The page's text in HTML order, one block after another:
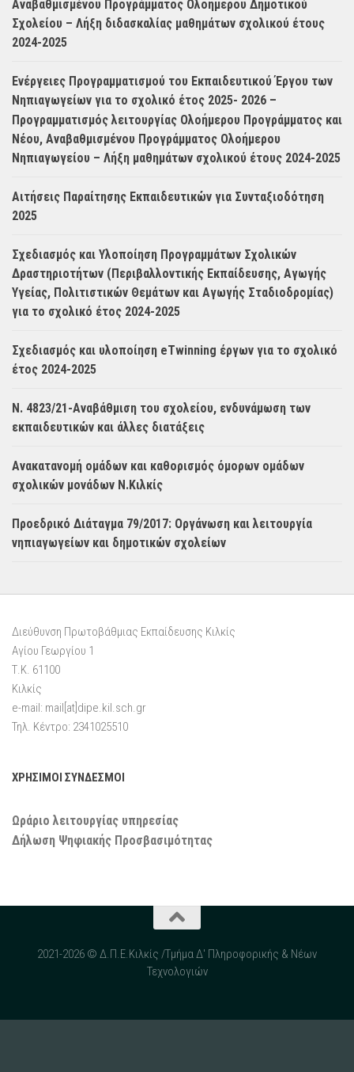
Αναβαθμισμένου Προγράμματος Ολοήμερου Δημοτικού
Σχολείου – Λήξη διδασκαλίας μαθημάτων σχολικού έτους
2024-2025
Ενέργειες Προγραμματισμού του Εκπαιδευτικού Έργου των
Νηπιαγωγείων για το σχολικό έτος 2025- 2026 –
Προγραμματισμός λειτουργίας Ολοήμερου Προγράμματος και
Νέου, Αναβαθμισμένου Προγράμματος Ολοήμερου
Νηπιαγωγείου – Λήξη μαθημάτων σχολικού έτους 2024-2025
Αιτήσεις Παραίτησης Εκπαιδευτικών για Συνταξιοδότηση
2025
Σχεδιασμός και Υλοποίηση Προγραμμάτων Σχολικών
Δραστηριοτήτων (Περιβαλλοντικής Εκπαίδευσης, Αγωγής
Υγείας, Πολιτιστικών Θεμάτων και Αγωγής Σταδιοδρομίας)
για το σχολικό έτος 2024-2025
Σχεδιασμός και υλοποίηση eTwinning έργων για το σχολικό
έτος 2024-2025
Ν. 4823/21-Αναβάθμιση του σχολείου, ενδυνάμωση των
εκπαιδευτικών και άλλες διατάξεις
Ανακατανομή ομάδων και καθορισμός όμορων ομάδων
σχολικών μονάδων Ν.Κιλκίς
Προεδρικό Διάταγμα 79/2017: Οργάνωση και λειτουργία
νηπιαγωγείων και δημοτικών σχολείων
Διεύθυνση Πρωτοβάθμιας Εκπαίδευσης Κιλκίς
Αγίου Γεωργίου 1
Τ.Κ. 61100
Κιλκίς
e-mail: mail[at]dipe.kil.sch.gr
Τηλ. Κέντρο: 2341025510
ΧΡΗΣΙΜΟΙ ΣΥΝΔΕΣΜΟΙ
Ωράριο λειτουργίας υπηρεσίας
Δήλωση Ψηφιακής Προσβασιμότητας
2021-2026 © Δ.Π.Ε.Κιλκίς /Τμήμα Δ' Πληροφορικής & Νέων
Τεχνολογιών